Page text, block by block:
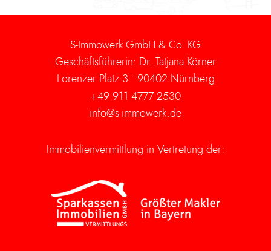
S-Immowerk GmbH & Co. KG
Geschäftsführerin: Dr. Tatjana Körner
Lorenzer Platz 3 • 90402 Nürnberg
+49 911 4777 2530
info@s-immowerk.de
Immobilienvermittlung in Vertretung der: